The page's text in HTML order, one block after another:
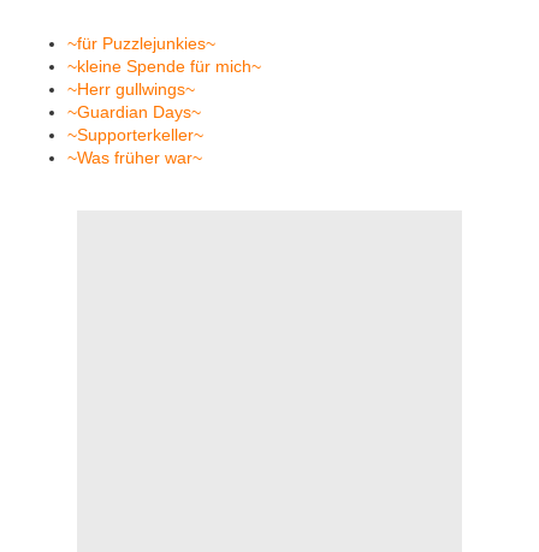
~für Puzzlejunkies~
~kleine Spende für mich~
~Herr gullwings~
~Guardian Days~
~Supporterkeller~
~Was früher war~